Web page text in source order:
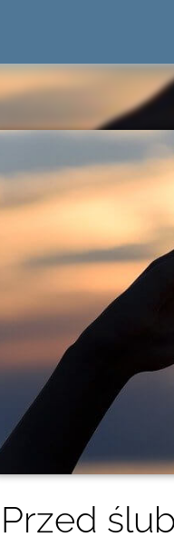
Przed